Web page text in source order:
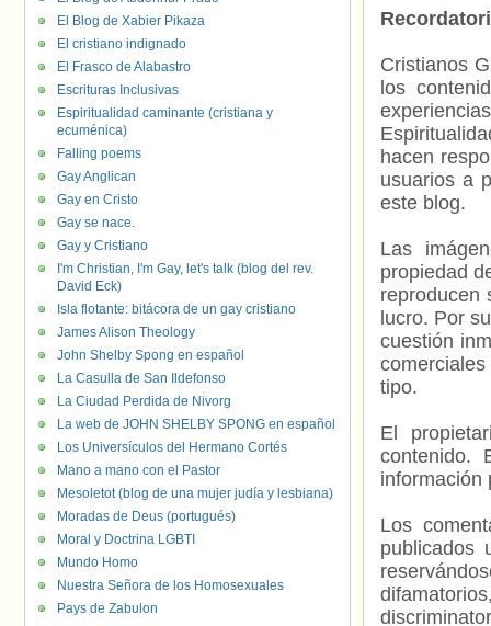
Cristianos
los
hacen
usuarios a
este blog.
Las
propiedad
reproducen
lucro. Por
cuestión
tipo.
El
contenido.
información
Los
publicados
El Blog de Xabier Pikaza
El cristiano indignado
El Frasco de Alabastro
Escrituras Inclusivas
Espiritualidad caminante (cristiana y
ecuménica)
Falling poems
Gay Anglican
Gay en Cristo
Gay se nace.
Gay y Cristiano
I'm Christian, I'm Gay, let's talk (blog del rev.
David Eck)
Isla flotante: bitácora de un gay cristiano
James Alison Theology
John Shelby Spong en español
La Casulla de San Ildefonso
La Ciudad Perdida de Nivorg
La web de JOHN SHELBY SPONG en español
Los Universículos del Hermano Cortés
Mano a mano con el Pastor
Mesoletot (blog de una mujer judía y lesbiana)
Moradas de Deus (portugués)
Moral y Doctrina LGBTI
Mundo Homo
Nuestra Señora de los Homosexuales
Pays de Zabulon